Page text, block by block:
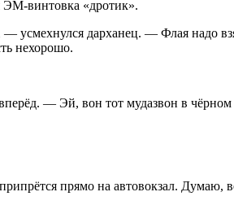
ЭМ-винтовка «дротик».
усмехнулся дарханец. — Флая надо
нехорошо.
— Эй, вон тот мудазвон в
прямо на автовокзал. Думаю,